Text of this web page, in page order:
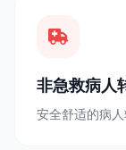
非急救病人
安全舒适的病